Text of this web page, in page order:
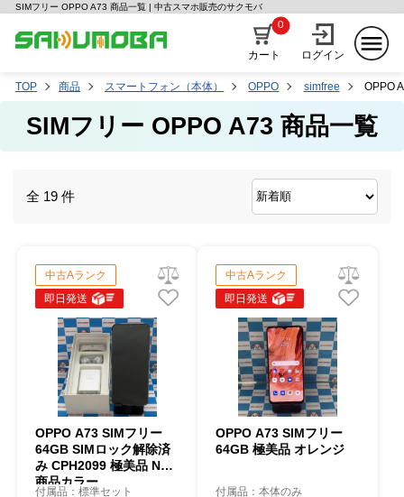
SIMフリー OPPO A73 商品一覧 | 中古スマホ販売のサクモバ
カート
0
ログイン
TOP 商品 スマートフォン（本体） OPPO simfree OPPO
SIMフリー OPPO A73 商品一覧
全 19 件
中古Aランク
即日発送
OPPO A73 SIMフリー
64GB SIMロック解除済
み CPH2099 極美品 No
商品カラー
付属品：標準セット
中古Aランク
即日発送
OPPO A73 SIMフリー
64GB 極美品 オレンジ
付属品：本体のみ